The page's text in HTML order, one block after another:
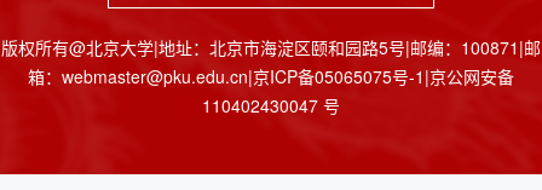
版权所有@北京大学|地址：北京市海淀区颐和园路5号|邮编：100871|邮
箱：webmaster@pku.edu.cn|京ICP备05065075号-1|京公网安备
110402430047 号